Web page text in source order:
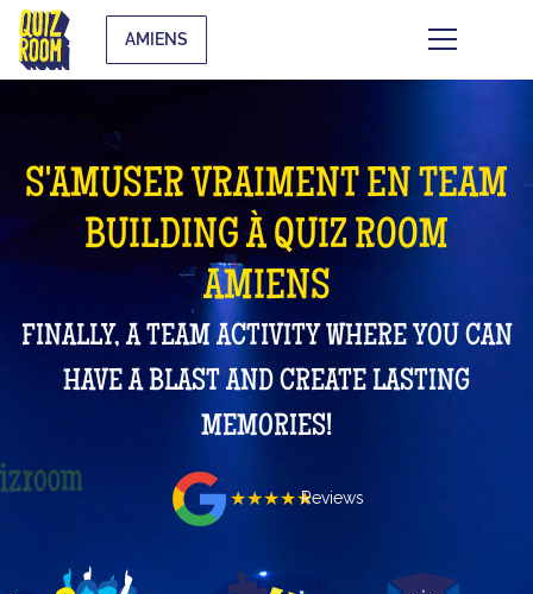
AMIENS
S'AMUSER VRAIMENT EN TEAM
BUILDING À QUIZ ROOM
AMIENS
FINALLY, A TEAM ACTIVITY WHERE YOU CAN
HAVE A BLAST AND CREATE LASTING
MEMORIES!
★★★★★Reviews